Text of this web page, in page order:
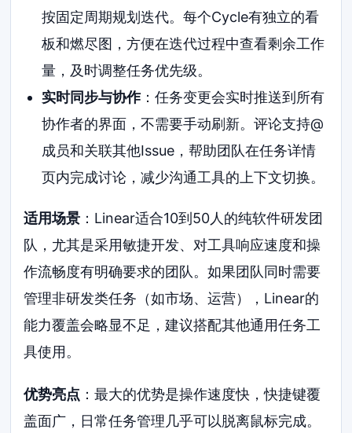
按固定周期规划迭代。每个Cycle有独立的看
板和燃尽图，方便在迭代过程中查看剩余工作
量，及时调整任务优先级。
实时同步与协作：任务变更会实时推送到所有
协作者的界面，不需要手动刷新。评论支持@
成员和关联其他Issue，帮助团队在任务详情
页内完成讨论，减少沟通工具的上下文切换。
适用场景 ：Linear适合10到50人的纯软件研发团
队，尤其是采用敏捷开发、对工具响应速度和操
作流畅度有明确要求的团队。如果团队同时需要
管理非研发类任务（如市场、运营），Linear的
能力覆盖会略显不足，建议搭配其他通用任务工
具使用。
优势亮点 ：最大的优势是操作速度快，快捷键覆
盖面广，日常任务管理几乎可以脱离鼠标完成。